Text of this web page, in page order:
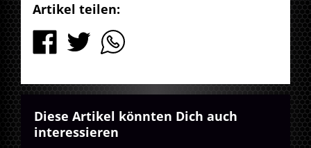
Artikel teilen:
Diese Artikel könnten Dich auch
interessieren